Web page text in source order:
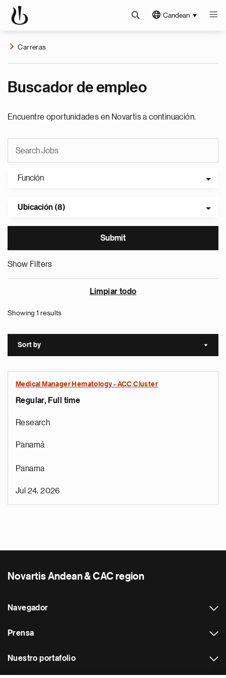
Candean
Carreras
Buscador de empleo
Encuentre oportunidades en Novartis a continuación.
Función
Ubicación (8)
Show Filters
Limpiar todo
Showing 1 results
Sort by Sort
Medical Manager Hematology - ACC Cluster
Regular, Full time
Research
Panamá
Panama
Jul 24, 2026
Novartis Andean & CAC region
Navegador
Prensa
Nuestro portafolio